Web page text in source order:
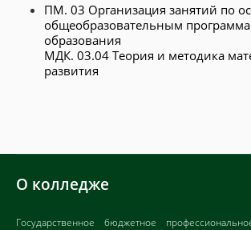
ПМ. 03 Организация занятий по
общеобразовательным
образования
МДК. 03.04 Теория и методика
развития
О колледже
Государственное бюджетное